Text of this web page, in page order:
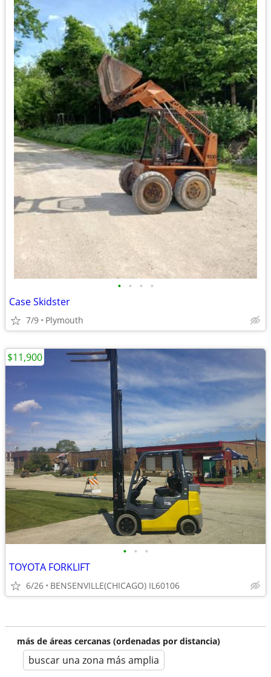
• • • •
Case Skidster
7/9 Plymouth
• • •
TOYOTA FORKLIFT
6/26 BENSENVILLE(CHICAGO) IL60106
$11,900
más de áreas cercanas (ordenadas por distancia)
buscar una zona más amplia